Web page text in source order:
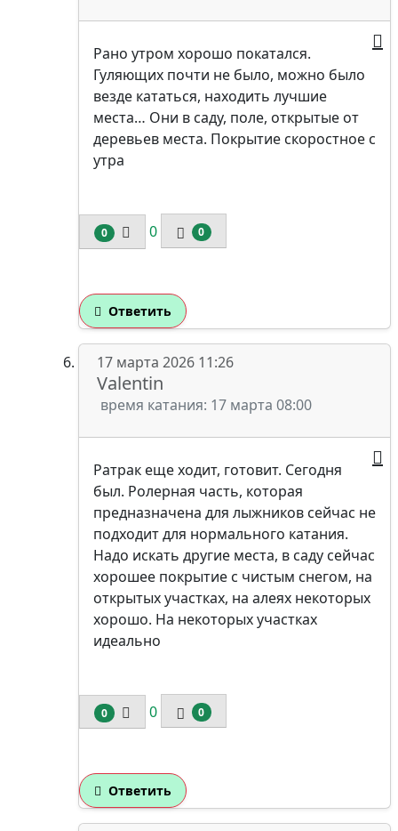
Рано утром хорошо покатался.
Гуляющих почти не было, можно было
везде кататься, находить лучшие
места… Они в саду, поле, открытые от
деревьев места. Покрытие скоростное с
утра
0 0 0
Ответить
17 марта 2026 11:26
Valentin
время катания: 17 марта 08:00
Ратрак еще ходит, готовит. Сегодня
был. Ролерная часть, которая
предназначена для лыжников сейчас не
подходит для нормального катания.
Надо искать другие места, в саду сейчас
хорошее покрытие с чистым снегом, на
открытых участках, на алеях некоторых
хорошо. На некоторых участках
идеально
0 0 0
Ответить